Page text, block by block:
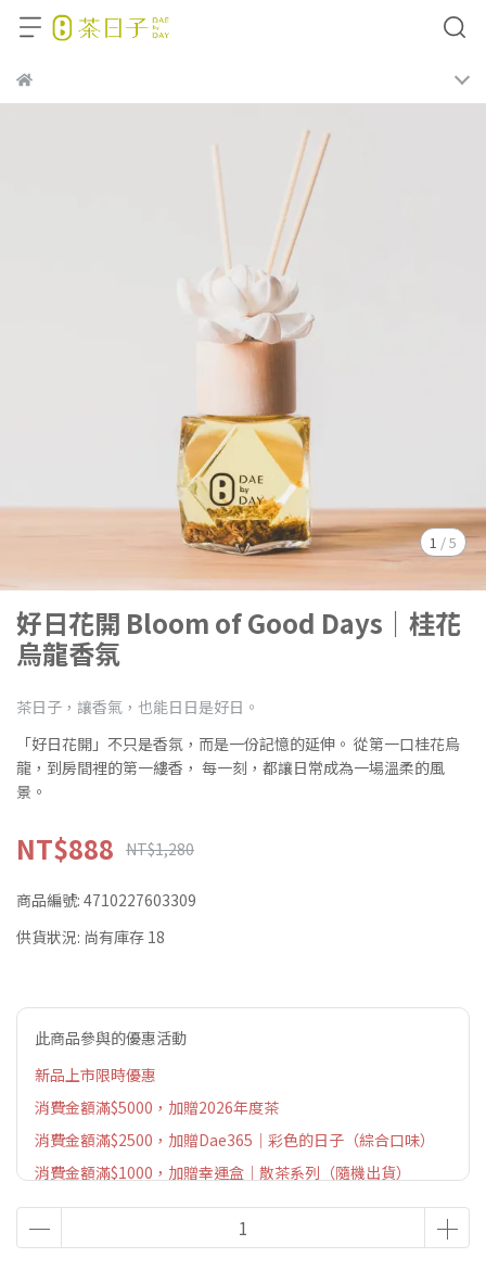
1 /5
好日花開 Bloom of Good Days｜桂花
烏龍香氛
茶日子，讓香氣，也能日日是好日。
「好日花開」不只是香氛，而是一份記憶的延伸。 從第一口桂花烏
龍，到房間裡的第一縷香， 每一刻，都讓日常成為一場溫柔的風
景。
NT$888 NT$1,280
商品編號: 4710227603309
供貨狀況: 尚有庫存 18
此商品參與的優惠活動
新品上市限時優惠
消費金額滿$5000，加贈2026年度茶
消費金額滿$2500，加贈Dae365｜彩色的日子（綜合口味）
消費金額滿$1000，加贈幸運盒｜散茶系列（隨機出貨）